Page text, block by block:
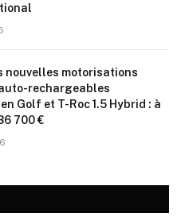
nouvelles motorisations
rechargeables
Golf et T-Roc 1.5 Hybrid : à
700 €